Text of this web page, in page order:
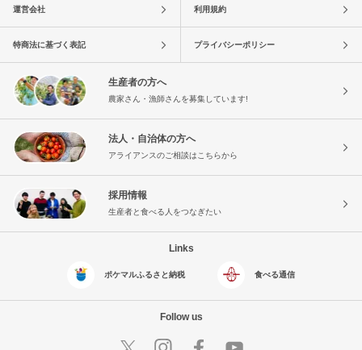
運営会社 利用規約
特商法に基づく表記 プライバシーポリシー
生産者の方へ
農家さん・漁師さんを募集しています!
法人・自治体の方へ
アライアンスのご相談はこちらから
採用情報
生産者と食べる人をつなぎたい
Links
ポケマルふるさと納税 食べる通信
Follow us